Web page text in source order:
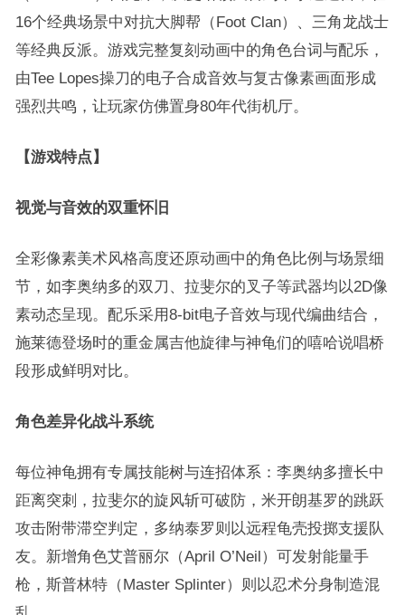
16个经典场景中对抗大脚帮（Foot Clan）、三角龙战士
等经典反派。游戏完整复刻动画中的角色台词与配乐，
由Tee Lopes操刀的电子合成音效与复古像素画面形成
强烈共鸣，让玩家仿佛置身80年代街机厅。
【游戏特点】
视觉与音效的双重怀旧
全彩像素美术风格高度还原动画中的角色比例与场景细
节，如李奥纳多的双刀、拉斐尔的叉子等武器均以2D像
素动态呈现。配乐采用8-bit电子音效与现代编曲结合，
施莱德登场时的重金属吉他旋律与神龟们的嘻哈说唱桥
段形成鲜明对比。
角色差异化战斗系统
每位神龟拥有专属技能树与连招体系：李奥纳多擅长中
距离突刺，拉斐尔的旋风斩可破防，米开朗基罗的跳跃
攻击附带滞空判定，多纳泰罗则以远程龟壳投掷支援队
友。新增角色艾普丽尔（April O’Neil）可发射能量手
枪，斯普林特（Master Splinter）则以忍术分身制造混